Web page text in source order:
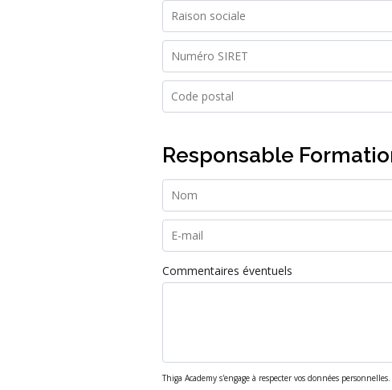
Responsable
Commentaires éventuels
Thiga Academy s'engage à respecter vos données personnelles.